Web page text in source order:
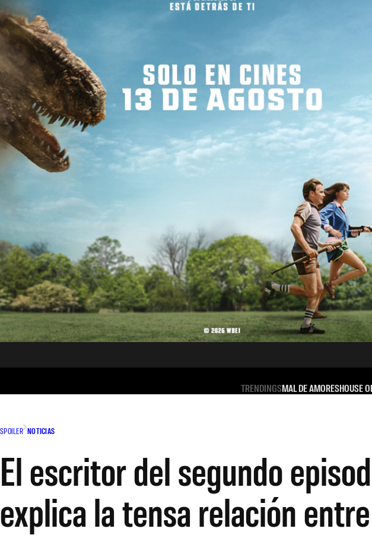
TRENDINGSMAL DE AMORESHOUSE
SPOILER NOTICIAS
El escritor del segundo
explica la tensa relación